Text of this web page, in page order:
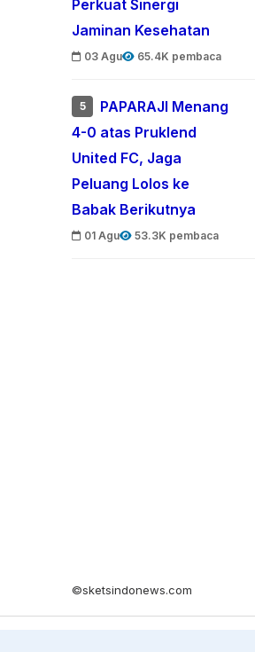
Perkuat Sinergi
Jaminan Kesehatan
03 Agu 65.4K pembaca
5
PAPARAJI Menang
4-0 atas Pruklend
United FC, Jaga
Peluang Lolos ke
Babak Berikutnya
01 Agu 53.3K pembaca
©sketsindonews.com